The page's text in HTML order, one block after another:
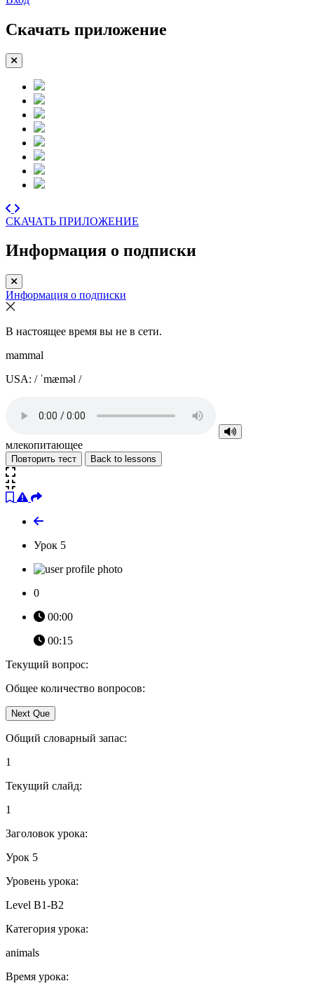
Скачать приложение
СКАЧАТЬ ПРИЛОЖЕНИЕ
Информация о подписки
Информация о подписки
В настоящее время вы не в сети.
mammal
USA: / ˈmæməl /
млекопитающее
Повторить тест Back to lessons
Урок 5
0
00:00
00:15
Текущий вопрос:
Общее количество вопросов:
Next Que
Общий словарный запас:
1
Текущий слайд:
1
Заголовок урока:
Урок 5
Уровень урока:
Level B1-B2
Категория урока:
animals
Время урока: